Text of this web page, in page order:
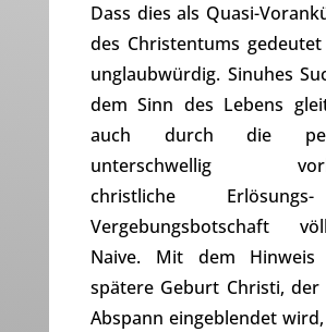
Dass dies als Quasi-
des Christentums
unglaubwürdig. Sinuhes
dem Sinn des Lebens
auch durch die
unterschwellig
christliche
Vergebungsbotschaft
Naive. Mit dem
spätere Geburt Christi,
Abspann eingeblendet